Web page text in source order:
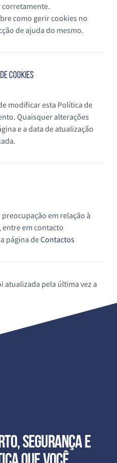
como gerir cookies no
de ajuda do mesmo.
Cookies
modificar esta Política de
Quaisquer alterações
e a data de atualização
em relação à
entre em contacto
página deContactos
atualizada pela última vez a
segurança e